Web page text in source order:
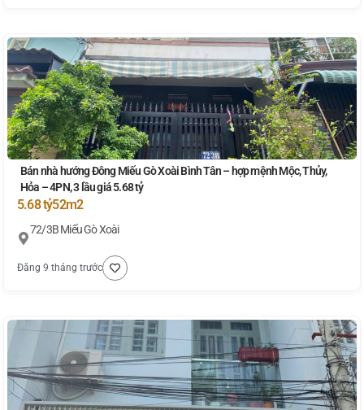
Bán nhà hướng Đông Miếu Gò Xoài Bình Tân – hợp mệnh Mộc, Thủy,
Hỏa – 4PN, 3 lầu giá 5.68 tỷ
5.68 tỷ52m2
72/3B Miếu Gò Xoài
Đăng 9 tháng trước